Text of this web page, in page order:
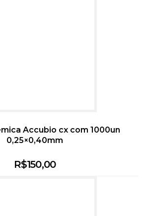
Accubio cx com 1000un
0,25×0,40mm
R$150,00